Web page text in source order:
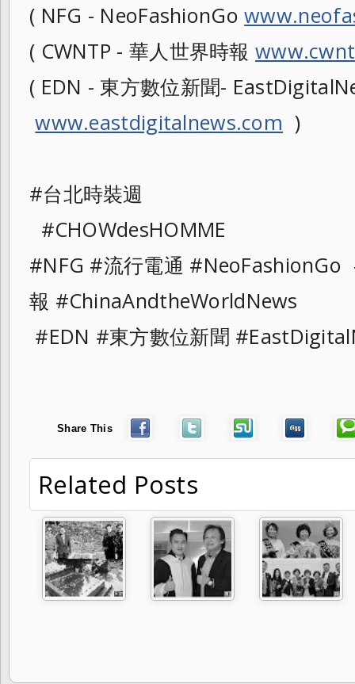
( NFG - NeoFashionGo
( CWNTP - 華人世界時報
( EDN - 東方數位新聞-
www.eastdigitalnews.com )
#台北時裝週
#CHOWdesHOMME
#NFG #流行電通 #NeoFashionGo
報 #ChinaAndtheWorldNews
#EDN #東方數位新聞
Share This
Related Posts